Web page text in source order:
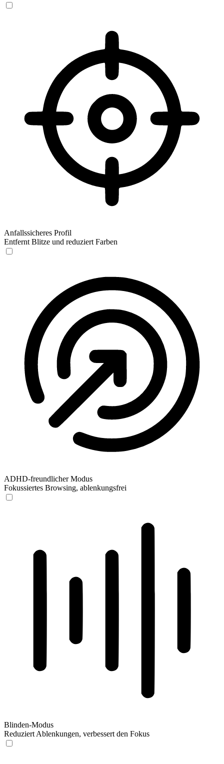
Anfallssicheres Profil
Entfernt Blitze und reduziert Farben
ADHD-freundlicher Modus
Fokussiertes Browsing, ablenkungsfrei
Blinden-Modus
Reduziert Ablenkungen, verbessert den Fokus